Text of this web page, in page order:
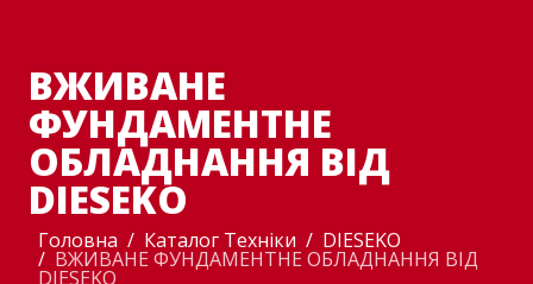
ВЖИВАНЕ
ФУНДАМЕНТНЕ
ОБЛАДНАННЯ ВІД
DIESEKO
Головна Каталог Техніки DIESEKO
ВЖИВАНЕ ФУНДАМЕНТНЕ ОБЛАДНАННЯ ВІД
DIESEKO